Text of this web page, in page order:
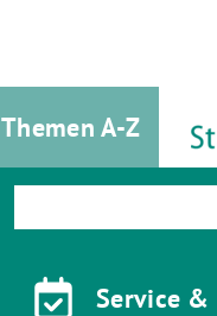
Themen A-Z
Service &